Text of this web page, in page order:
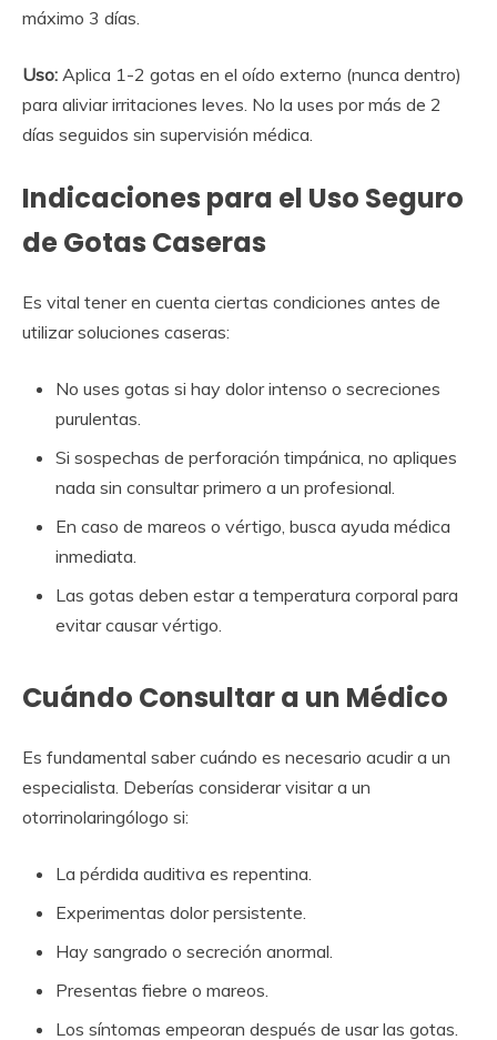
máximo 3 días.
Uso: Aplica 1-2 gotas en el oído externo (nunca dentro)
para aliviar irritaciones leves. No la uses por más de 2
días seguidos sin supervisión médica.
Indicaciones para el Uso Seguro
de Gotas Caseras
Es vital tener en cuenta ciertas condiciones antes de
utilizar soluciones caseras:
No uses gotas si hay dolor intenso o secreciones
purulentas.
Si sospechas de perforación timpánica, no apliques
nada sin consultar primero a un profesional.
En caso de mareos o vértigo, busca ayuda médica
inmediata.
Las gotas deben estar a temperatura corporal para
evitar causar vértigo.
Cuándo Consultar a un Médico
Es fundamental saber cuándo es necesario acudir a un
especialista. Deberías considerar visitar a un
otorrinolaringólogo si:
La pérdida auditiva es repentina.
Experimentas dolor persistente.
Hay sangrado o secreción anormal.
Presentas fiebre o mareos.
Los síntomas empeoran después de usar las gotas.